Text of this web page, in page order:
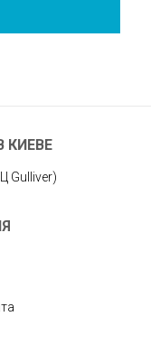
КИЕВЕ
Gulliver)